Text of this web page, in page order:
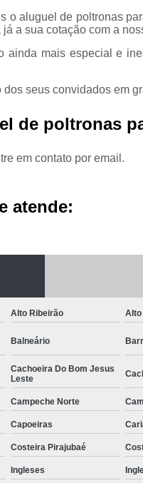
o aluguel de poltronas
a sua cotação com a
ainda mais especial e
seus convidados em
de poltronas
em contato por email.
atende:
Alto Ribeirão Alto
Balneário
Cachoeira Do Bom Jesus
Leste
Campeche Norte
Capoeiras
Costeira Pirajubaé
Ingleses